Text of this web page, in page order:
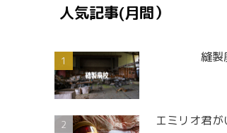
人気記事(月間）
縫製
エミリオ君